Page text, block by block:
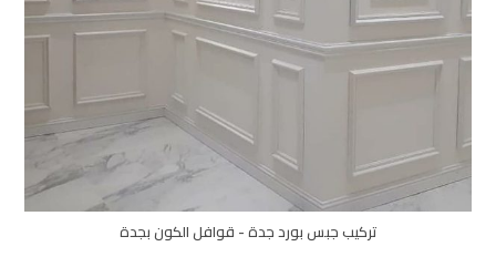
تركيب جبس بورد جدة - قوافل الكون بجدة